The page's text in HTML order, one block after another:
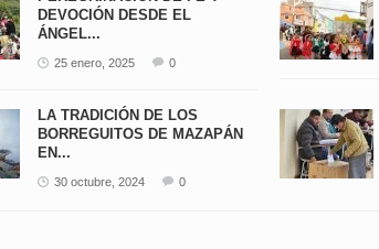
DEVOCIÓN DESDE EL
ÁNGEL...
25 enero, 2025 0
LA TRADICIÓN DE LOS
BORREGUITOS DE MAZAPÁN
EN...
30 octubre, 2024 0